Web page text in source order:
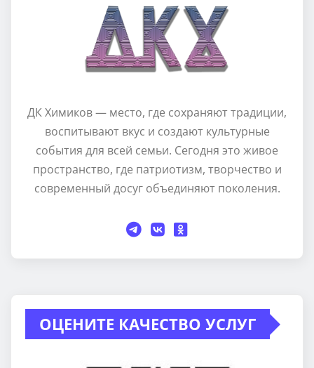
ДК Химиков — место, где сохраняют традиции,
воспитывают вкус и создают культурные
события для всей семьи. Сегодня это живое
пространство, где патриотизм, творчество и
современный досуг объединяют поколения.
ОЦЕНИТЕ КАЧЕСТВО УСЛУГ